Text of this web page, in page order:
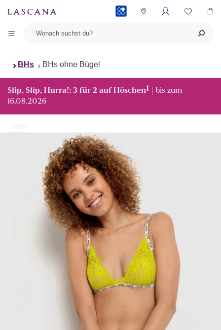
BHs BHs ohne Bügel
Slip, Slip, Hurra!: 3 für 2 auf Höschen1 | bis zum
16.08.2026